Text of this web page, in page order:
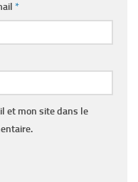
*
et mon site dans le